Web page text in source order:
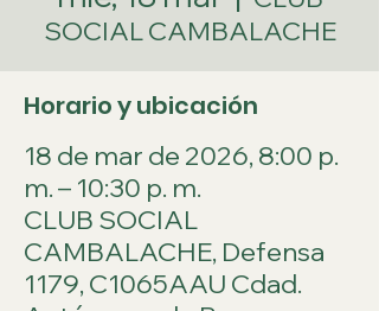
SOCIAL CAMBALACHE
Horario y ubicación
18 de mar de 2026, 8:00 p.
m. – 10:30 p. m.
CLUB SOCIAL
CAMBALACHE, Defensa
1179, C1065AAU Cdad.